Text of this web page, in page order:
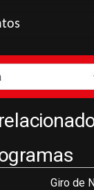
Giro de